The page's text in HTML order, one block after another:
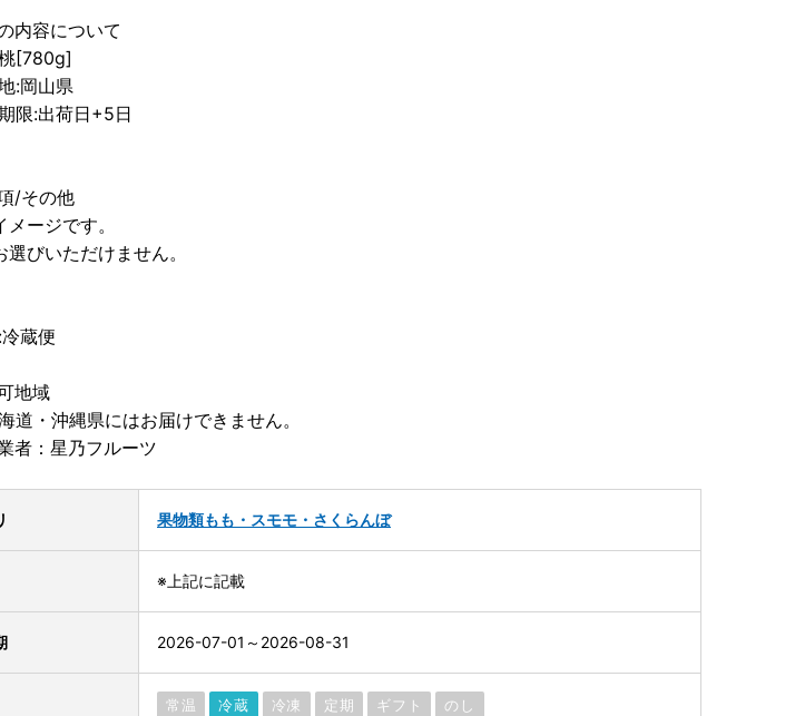
内容について
[780g]
岡山県
:出荷日+5日
/その他
ージです。
びいただけません。
蔵便
地域
道・沖縄県にはお届けできません。
者：星乃フルーツ
果物類もも・スモモ・さくらんぼ
※上記に記載
2026-07-01～2026-08-31
常温 冷蔵 冷凍 定期 ギフト のし